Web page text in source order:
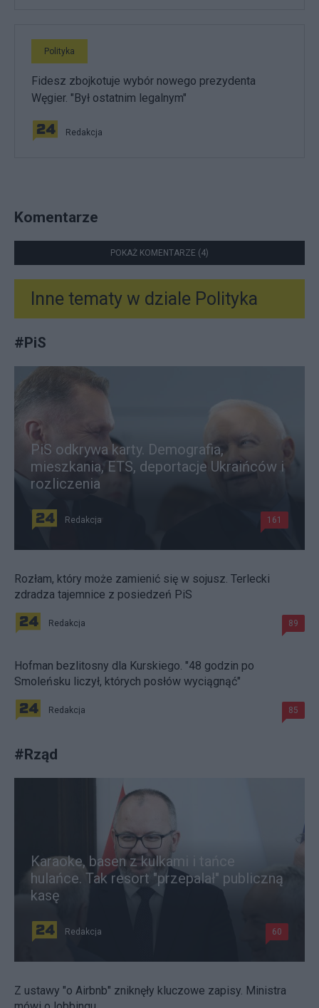
Polityka
Fidesz zbojkotuje wybór nowego prezydenta
Węgier. "Był ostatnim legalnym"
Redakcja
Komentarze
POKAŻ KOMENTARZE (4)
Inne tematy w dziale Polityka
#PiS
PiS odkrywa karty. Demografia,
mieszkania, ETS, deportacje Ukraińców i
rozliczenia
Redakcja 161
Rozłam, który może zamienić się w sojusz. Terlecki
zdradza tajemnice z posiedzeń PiS
Redakcja 89
Hofman bezlitosny dla Kurskiego. "48 godzin po
Smoleńsku liczył, których posłów wyciągnąć"
Redakcja 85
#Rząd
Karaoke, basen z kulkami i tańce
hulańce. Tak resort "przepalał" publiczną
kasę
Redakcja 60
Z ustawy "o Airbnb" zniknęły kluczowe zapisy. Ministra